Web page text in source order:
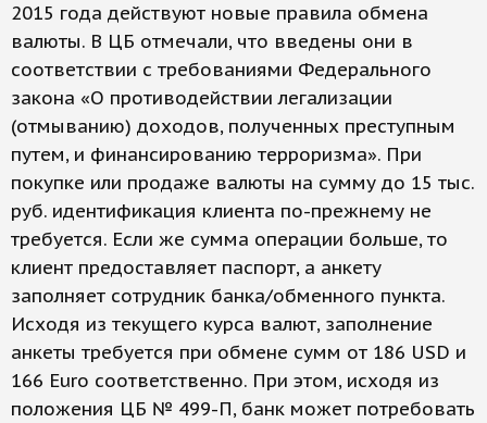
2015 года действуют новые правила обмена
валюты. В ЦБ отмечали, что введены они в
соответствии с требованиями Федерального
закона «О противодействии легализации
(отмыванию) доходов, полученных преступным
путем, и финансированию терроризма». При
покупке или продаже валюты на сумму до 15 тыс.
руб. идентификация клиента по-прежнему не
требуется. Если же сумма операции больше, то
клиент предоставляет паспорт, а анкету
заполняет сотрудник банка/обменного пункта.
Исходя из текущего курса валют, заполнение
анкеты требуется при обмене сумм от 186 USD и
166 Euro соответственно. При этом, исходя из
положения ЦБ № 499-П, банк может потребовать